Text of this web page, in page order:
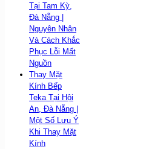
Tại Tam Kỳ,
Đà Nẵng |
Nguyên Nhân
Và Cách Khắc
Phục Lỗi Mất
Nguồn
Thay Mặt
Kính Bếp
Teka Tại Hội
An, Đà Nẵng |
Một Số Lưu Ý
Khi Thay Mặt
Kính